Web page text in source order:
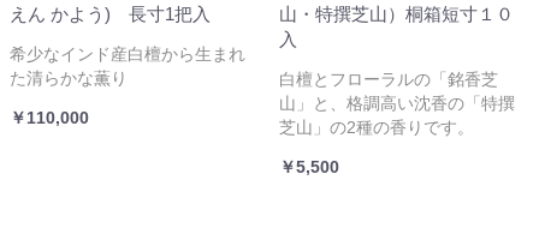
えん かよう) 長寸1把入
希少なインド産白檀から生まれ
た清らかな薫り
￥110,000
山・特撰芝山）桐箱短寸１０
入
白檀とフローラルの「銘香芝
山」と、格調高い沈香の「特撰
芝山」の2種の香りです。
￥5,500